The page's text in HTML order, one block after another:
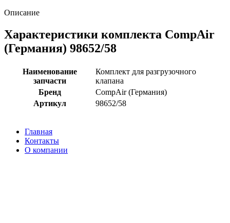
Описание
Характеристики комплекта CompAir
(Германия) 98652/58
Наименование
запчасти
Комплект для разгрузочного
клапана
Бренд
CompAir (Германия)
Артикул
98652/58
Главная
Контакты
О компании